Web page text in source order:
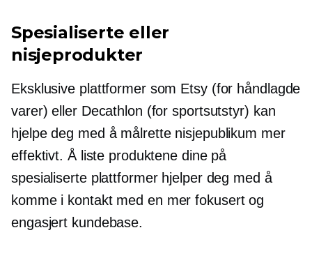
Spesialiserte eller
nisjeprodukter
Eksklusive plattformer som Etsy (for håndlagde
varer) eller Decathlon (for sportsutstyr) kan
hjelpe deg med å målrette nisjepublikum mer
effektivt. Å liste produktene dine på
spesialiserte plattformer hjelper deg med å
komme i kontakt med en mer fokusert og
engasjert kundebase.